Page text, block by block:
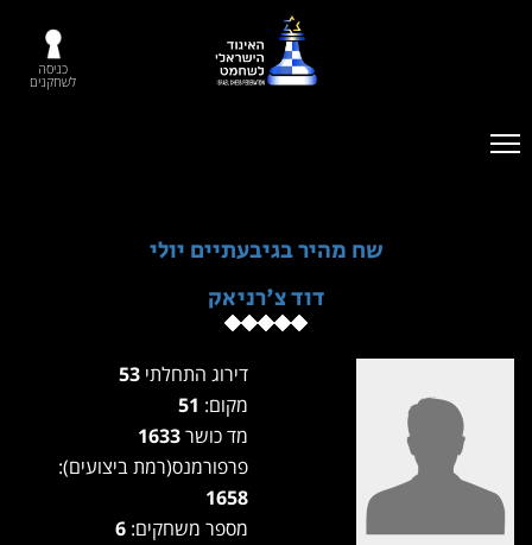
כניסה
לשחקנים
שח מהיר בגיבעתיים יולי
דוד צ'רניאק
דירוג התחלתי
מקום:
מד כושר
פרפורמנס(רמת ביצועים):
1658
מספר משחקים: